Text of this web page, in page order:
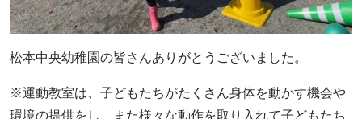
松本中央幼稚園の皆さんありがとうございました。
※運動教室は、子どもたちがたくさん身体を動かす機会や